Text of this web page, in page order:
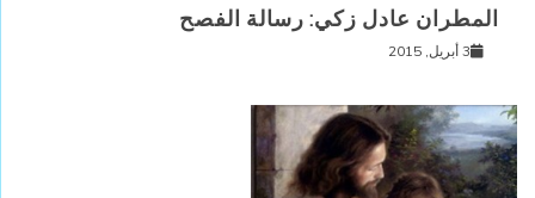
المطران عادل زكي: رسالة الفصح
3 أبريل, 2015